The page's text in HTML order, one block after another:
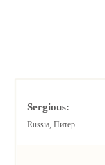
Sergious:
Russia, Питер